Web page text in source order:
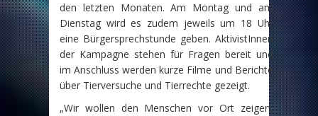
den letzten Monaten. Am Montag und am
Dienstag wird es zudem jeweils um 18 Uhr
eine Bürgersprechstunde geben. AktivistInnen
der Kampagne stehen für Fragen bereit und
im Anschluss werden kurze Filme und Berichte
über Tierversuche und Tierrechte gezeigt.
„Wir wollen den Menschen vor Ort zeigen,